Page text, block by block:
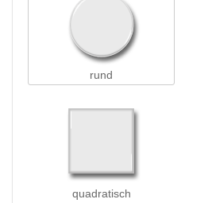
rund
quadratisch